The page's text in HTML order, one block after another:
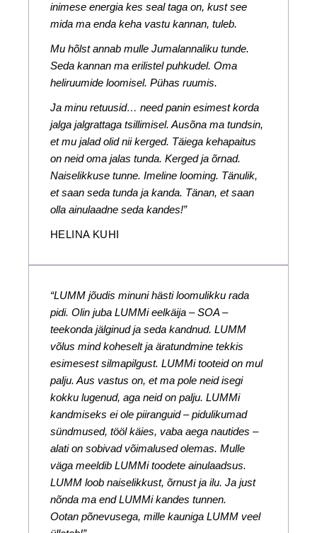
inimese energia kes seal taga on, kust see
mida ma enda keha vastu kannan, tuleb.
Mu hõlst annab mulle Jumalannaliku tunde.
Seda kannan ma erilistel puhkudel. Oma
heliruumide loomisel. Pühas ruumis.
Ja minu retuusid… need panin esimest korda
jalga jalgrattaga tsillimisel. Ausõna ma tundsin,
et mu jalad olid nii kerged. Täiega kehapaitus
on neid oma jalas tunda. Kerged ja õrnad.
Naiselikkuse tunne. Imeline looming. Tänulik,
et saan seda tunda ja kanda. Tänan, et saan
olla ainulaadne seda kandes!”
HELINA KUHI
“LUMM jõudis minuni hästi loomulikku rada
pidi. Olin juba LUMMi eelkäija – SOA –
teekonda jälginud ja seda kandnud. LUMM
võlus mind koheselt ja äratundmine tekkis
esimesest silmapilgust. LUMMi tooteid on mul
palju. Aus vastus on, et ma pole neid isegi
kokku lugenud, aga neid on palju. LUMMi
kandmiseks ei ole piiranguid – pidulikumad
sündmused, tööl käies, vaba aega nautides –
alati on sobivad võimalused olemas. Mulle
väga meeldib LUMMi toodete ainulaadsus.
LUMM loob naiselikkust, õrnust ja ilu. Ja just
nõnda ma end LUMMi kandes tunnen.
Ootan põnevusega, mille kauniga LUMM veel